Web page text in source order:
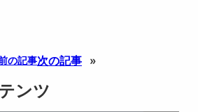
の記事次の記事 »
ンツ